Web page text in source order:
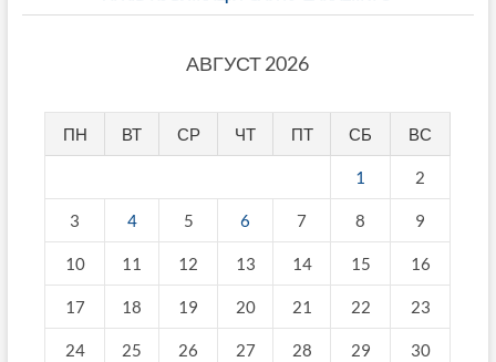
АВГУСТ 2026
ПН ВТ СР ЧТ ПТ СБ ВС
1 2
3 4 5 6 7 8 9
10 11 12 13 14 15 16
17 18 19 20 21 22 23
24 25 26 27 28 29 30